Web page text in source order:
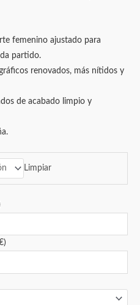
femenino ajustado para
partido.
renovados, más nítidos y
de acabado limpio y
Limpiar
)